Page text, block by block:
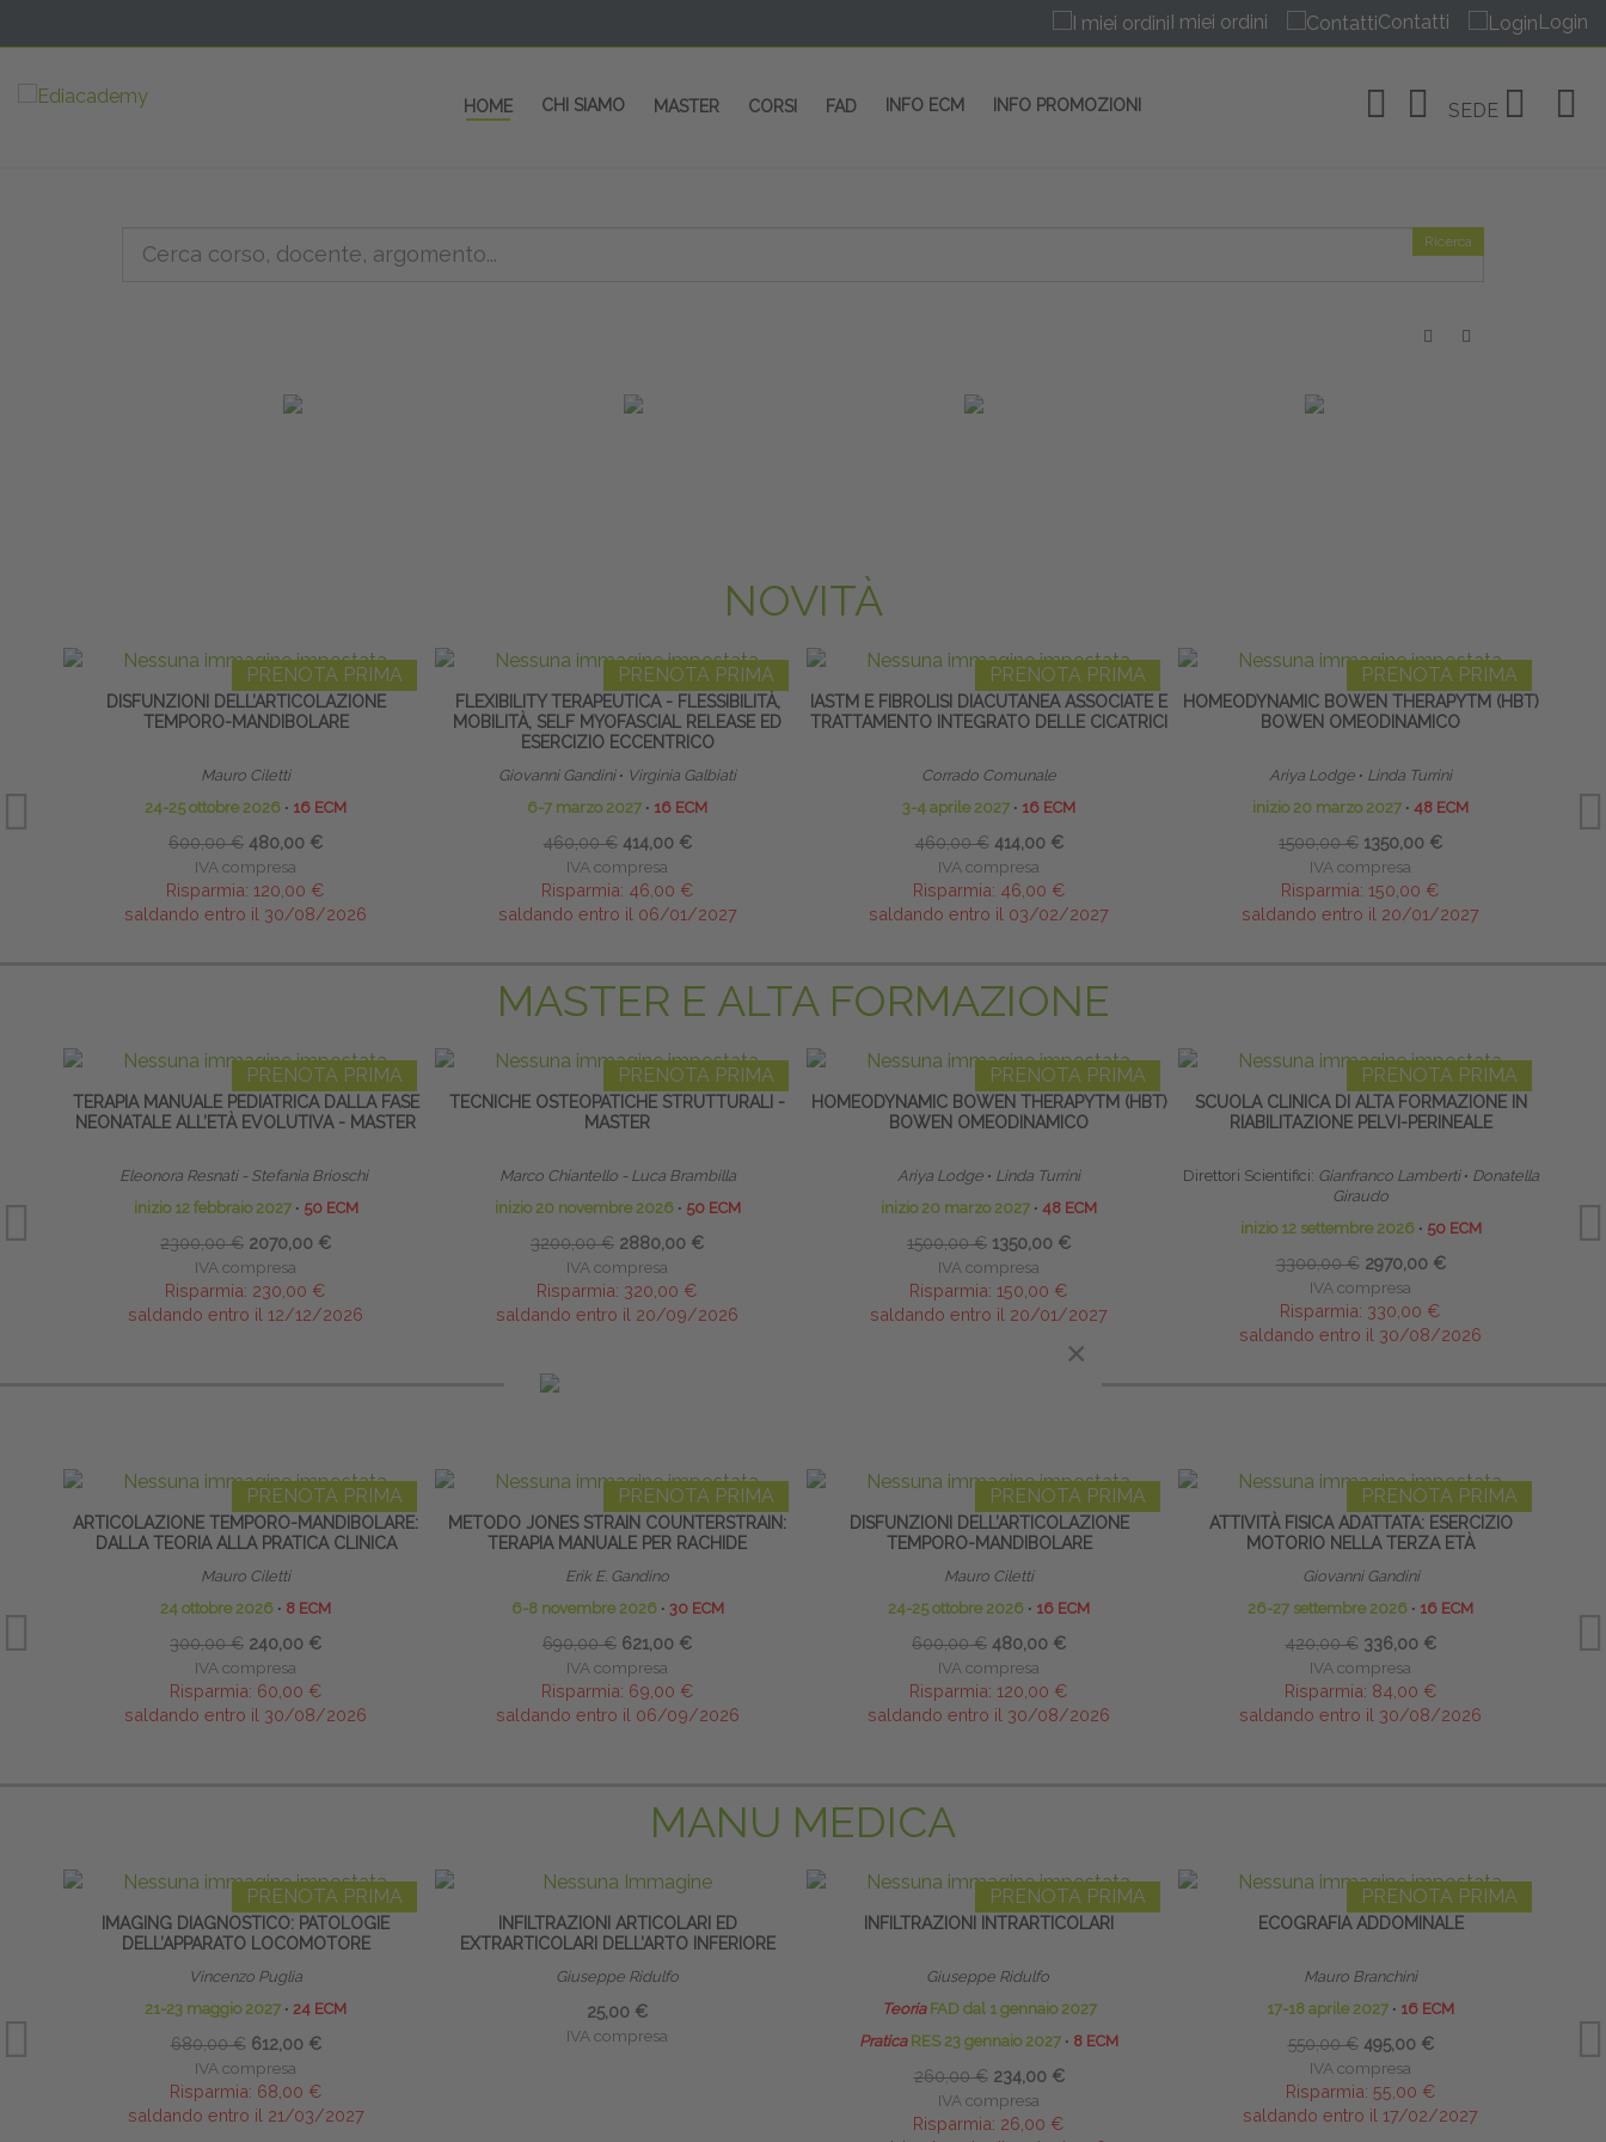
I miei ordini Contatti Login
HOME CHI SIAMO MASTER CORSI FAD INFO ECM INFO PROMOZIONI SEDE
Ricerca
NOVITÀ
PRENOTA PRIMA
DISFUNZIONI DELL’ARTICOLAZIONE
TEMPORO-MANDIBOLARE
Mauro Ciletti
24-25 ottobre 2026 ∙ 16 ECM
600,00 € 480,00 €
IVA compresa
Risparmia: 120,00 €
saldando entro il 30/08/2026
PRENOTA PRIMA
FLEXIBILITY TERAPEUTICA - FLESSIBILITÀ,
MOBILITÀ, SELF MYOFASCIAL RELEASE ED
ESERCIZIO ECCENTRICO
Giovanni Gandini ∙ Virginia Galbiati
6-7 marzo 2027 ∙ 16 ECM
460,00 € 414,00 €
IVA compresa
Risparmia: 46,00 €
saldando entro il 06/01/2027
PRENOTA PRIMA
IASTM E FIBROLISI DIACUTANEA ASSOCIATE E
TRATTAMENTO INTEGRATO DELLE CICATRICI
Corrado Comunale
3-4 aprile 2027 ∙ 16 ECM
460,00 € 414,00 €
IVA compresa
Risparmia: 46,00 €
saldando entro il 03/02/2027
PRENOTA PRIMA
HOMEODYNAMIC BOWEN THERAPYTM (HBT)
BOWEN OMEODINAMICO
Ariya Lodge ∙ Linda Turrini
inizio 20 marzo 2027 ∙ 48 ECM
1500,00 € 1350,00 €
IVA compresa
Risparmia: 150,00 €
saldando entro il 20/01/2027
MASTER E ALTA FORMAZIONE
PRENOTA PRIMA
TERAPIA MANUALE PEDIATRICA DALLA FASE
NEONATALE ALL’ETÀ EVOLUTIVA - MASTER
Eleonora Resnati - Stefania Brioschi
inizio 12 febbraio 2027 ∙ 50 ECM
2300,00 € 2070,00 €
IVA compresa
Risparmia: 230,00 €
saldando entro il 12/12/2026
PRENOTA PRIMA
TECNICHE OSTEOPATICHE STRUTTURALI -
MASTER
Marco Chiantello - Luca Brambilla
inizio 20 novembre 2026 ∙ 50 ECM
3200,00 € 2880,00 €
IVA compresa
Risparmia: 320,00 €
saldando entro il 20/09/2026
PRENOTA PRIMA
HOMEODYNAMIC BOWEN THERAPYTM (HBT)
BOWEN OMEODINAMICO
Ariya Lodge ∙ Linda Turrini
inizio 20 marzo 2027 ∙ 48 ECM
1500,00 € 1350,00 €
IVA compresa
Risparmia: 150,00 €
saldando entro il 20/01/2027
PRENOTA PRIMA
SCUOLA CLINICA DI ALTA FORMAZIONE IN
RIABILITAZIONE PELVI-PERINEALE
Direttori Scientifici: Gianfranco Lamberti ∙ Donatella
Giraudo
inizio 12 settembre 2026 ∙ 50 ECM
3300,00 € 2970,00 €
IVA compresa
Risparmia: 330,00 €
saldando entro il 30/08/2026
PRENOTA PRIMA
ARTICOLAZIONE TEMPORO-MANDIBOLARE:
DALLA TEORIA ALLA PRATICA CLINICA
Mauro Ciletti
24 ottobre 2026 ∙ 8 ECM
300,00 € 240,00 €
IVA compresa
Risparmia: 60,00 €
saldando entro il 30/08/2026
PRENOTA PRIMA
METODO JONES STRAIN COUNTERSTRAIN:
TERAPIA MANUALE PER RACHIDE
Erik E. Gandino
6-8 novembre 2026 ∙ 30 ECM
690,00 € 621,00 €
IVA compresa
Risparmia: 69,00 €
saldando entro il 06/09/2026
PRENOTA PRIMA
DISFUNZIONI DELL’ARTICOLAZIONE
TEMPORO-MANDIBOLARE
Mauro Ciletti
24-25 ottobre 2026 ∙ 16 ECM
600,00 € 480,00 €
IVA compresa
Risparmia: 120,00 €
saldando entro il 30/08/2026
PRENOTA PRIMA
ATTIVITÀ FISICA ADATTATA: ESERCIZIO
MOTORIO NELLA TERZA ETÀ
Giovanni Gandini
26-27 settembre 2026 ∙ 16 ECM
420,00 € 336,00 €
IVA compresa
Risparmia: 84,00 €
saldando entro il 30/08/2026
MANU MEDICA
PRENOTA PRIMA
IMAGING DIAGNOSTICO: PATOLOGIE
DELL’APPARATO LOCOMOTORE
Vincenzo Puglia
21-23 maggio 2027 ∙ 24 ECM
680,00 € 612,00 €
IVA compresa
Risparmia: 68,00 €
saldando entro il 21/03/2027
INFILTRAZIONI ARTICOLARI ED
EXTRARTICOLARI DELL’ARTO INFERIORE
Giuseppe Ridulfo
25,00 €
IVA compresa
PRENOTA PRIMA
INFILTRAZIONI INTRARTICOLARI
Giuseppe Ridulfo
Teoria FAD dal 1 gennaio 2027
PraticaRES 23 gennaio 2027 ∙ 8 ECM
260,00 € 234,00 €
IVA compresa
Risparmia: 26,00 €
PRENOTA PRIMA
ECOGRAFIA ADDOMINALE
Mauro Branchini
17-18 aprile 2027 ∙ 16 ECM
550,00 € 495,00 €
IVA compresa
Risparmia: 55,00 €
saldando entro il 17/02/2027
×